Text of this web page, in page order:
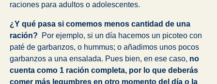
raciones para adultos o adolescentes.
¿Y qué pasa si comemos menos cantidad de una
ración? Por ejemplo, si un día hacemos un picoteo con
paté de garbanzos, o hummus; o añadimos unos pocos
garbanzos a una ensalada. Pues bien, en ese caso, no
cuenta como 1 ración completa, por lo que deberás
comer más legumbres en otro momento del día o la